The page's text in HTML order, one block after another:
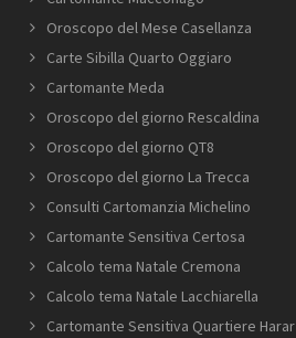
Oroscopo del Mese Casellanza
Carte Sibilla Quarto Oggiaro
Cartomante Meda
Oroscopo del giorno Rescaldina
Oroscopo del giorno QT8
Oroscopo del giorno La Trecca
Consulti Cartomanzia Michelino
Cartomante Sensitiva Certosa
Calcolo tema Natale Cremona
Calcolo tema Natale Lacchiarella
Cartomante Sensitiva Quartiere Harar